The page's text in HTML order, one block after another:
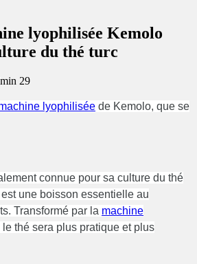
lyophilisée Kemolo
du thé turc
29
lyophilisée de Kemolo, que se
connue pour sa culture du thé
une boisson essentielle au
Transformé par la machine
le thé sera plus pratique et plus